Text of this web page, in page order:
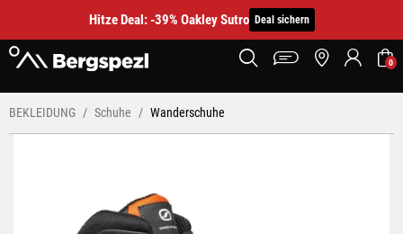
Hitze Deal: -39% Oakley Sutro Deal sichern
0
BEKLEIDUNG Schuhe Wanderschuhe